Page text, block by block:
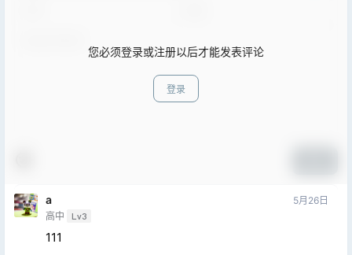
您必须登录或注册以后才能发表评论
登录
a
高中 Lv3
5月26日
111